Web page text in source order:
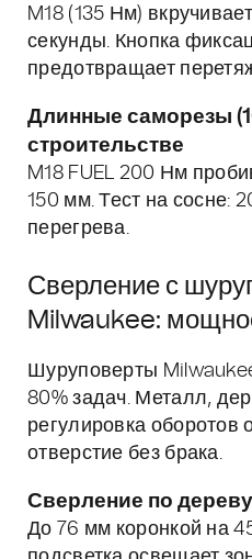
M18 (135 Нм)
секунды. Кнопка
предотвращает
Длинные саморезы
строительстве
M18 FUEL 200 Нм
150 мм. Тест на сосне:
перегрева.
Сверление с
Milwaukee:
Шуруповерты
80% задач. Металл,
регулировка оборотов
отверстие без брака.
Сверление по
До 76 мм коронкой на